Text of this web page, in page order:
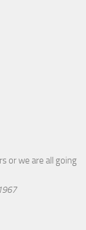
or we are all going